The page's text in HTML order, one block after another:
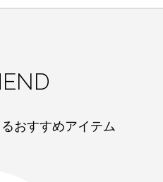
おすすめアイテム